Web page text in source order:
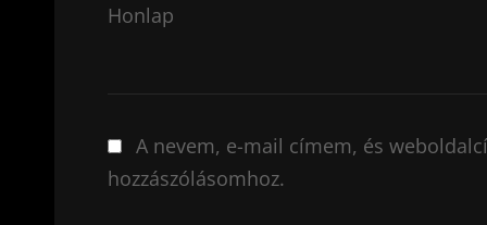
Honlap
A nevem, e-mail címem, és
hozzászólásomhoz.